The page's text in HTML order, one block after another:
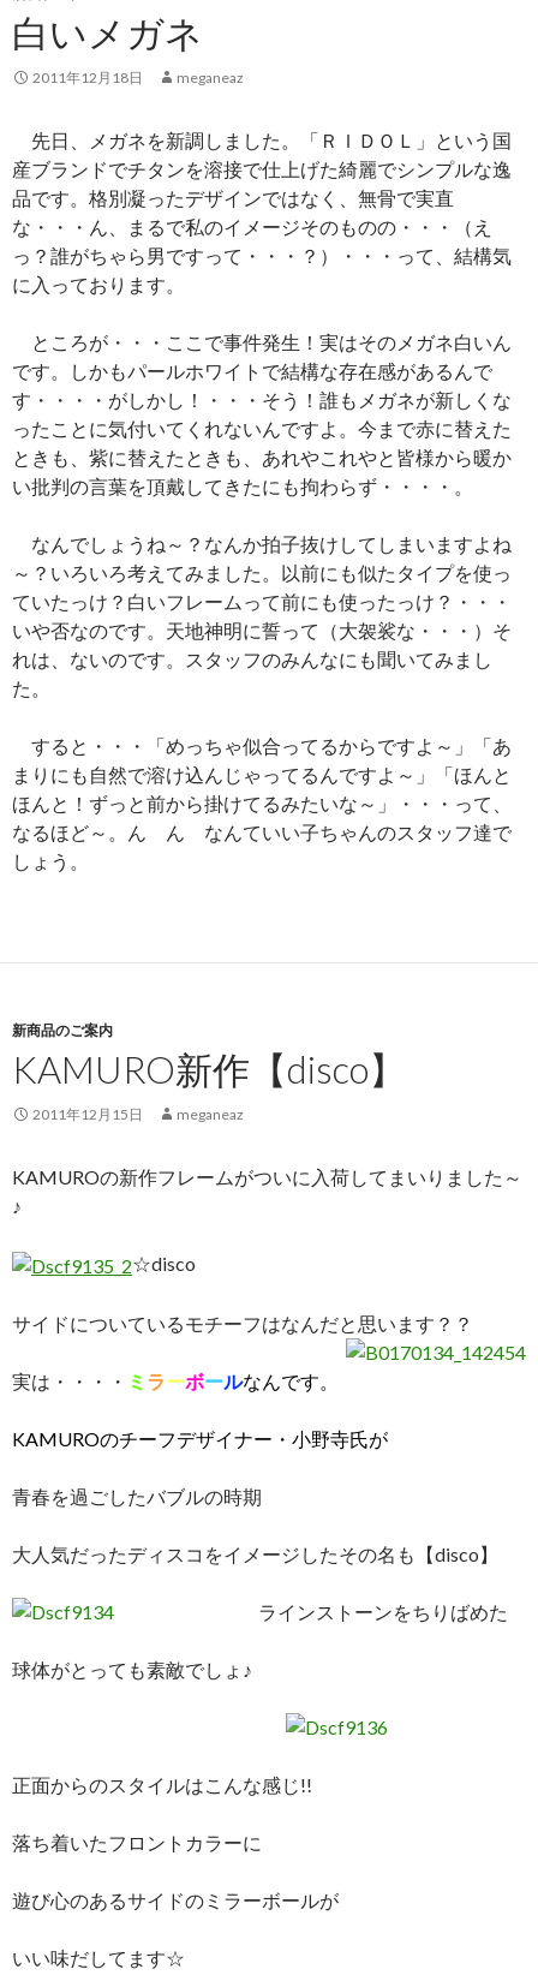
白いメガネ
2011年12月18日 meganeaz
先日、メガネを新調しました。「ＲＩＤＯＬ」という国
産ブランドでチタンを溶接で仕上げた綺麗でシンプルな逸
品です。格別凝ったデザインではなく、無骨で実直
な・・・ん、まるで私のイメージそのものの・・・（え
っ？誰がちゃら男ですって・・・？）・・・って、結構気
に入っております。
ところが・・・ここで事件発生！実はそのメガネ白いん
です。しかもパールホワイトで結構な存在感があるんで
す・・・・がしかし！・・・そう！誰もメガネが新しくな
ったことに気付いてくれないんですよ。今まで赤に替えた
ときも、紫に替えたときも、あれやこれやと皆様から暖か
い批判の言葉を頂戴してきたにも拘わらず・・・・。
なんでしょうね～？なんか拍子抜けしてしまいますよね
～？いろいろ考えてみました。以前にも似たタイプを使っ
ていたっけ？白いフレームって前にも使ったっけ？・・・
いや否なのです。天地神明に誓って（大袈裟な・・・）そ
れは、ないのです。スタッフのみんなにも聞いてみまし
た。
すると・・・「めっちゃ似合ってるからですよ～」「あ
まりにも自然で溶け込んじゃってるんですよ～」「ほんと
ほんと！ずっと前から掛けてるみたいな～」・・・って、
なるほど～。ん ん なんていい子ちゃんのスタッフ達で
しょう。
新商品のご案内
KAMURO新作【disco】
2011年12月15日 meganeaz
KAMUROの新作フレームがついに入荷してまいりました～
♪
☆disco
サイドについているモチーフはなんだと思います？？
実は・・・・ ミ ラーボールなんです。
KAMUROのチーフデザイナー・小野寺氏が
青春を過ごしたバブルの時期
大人気だったディスコをイメージしたその名も【disco】
ラインストーンをちりばめた
球体がとっても素敵でしょ♪
正面からのスタイルはこんな感じ!!
落ち着いたフロントカラーに
遊び心のあるサイドのミラーボールが
いい味だしてます☆